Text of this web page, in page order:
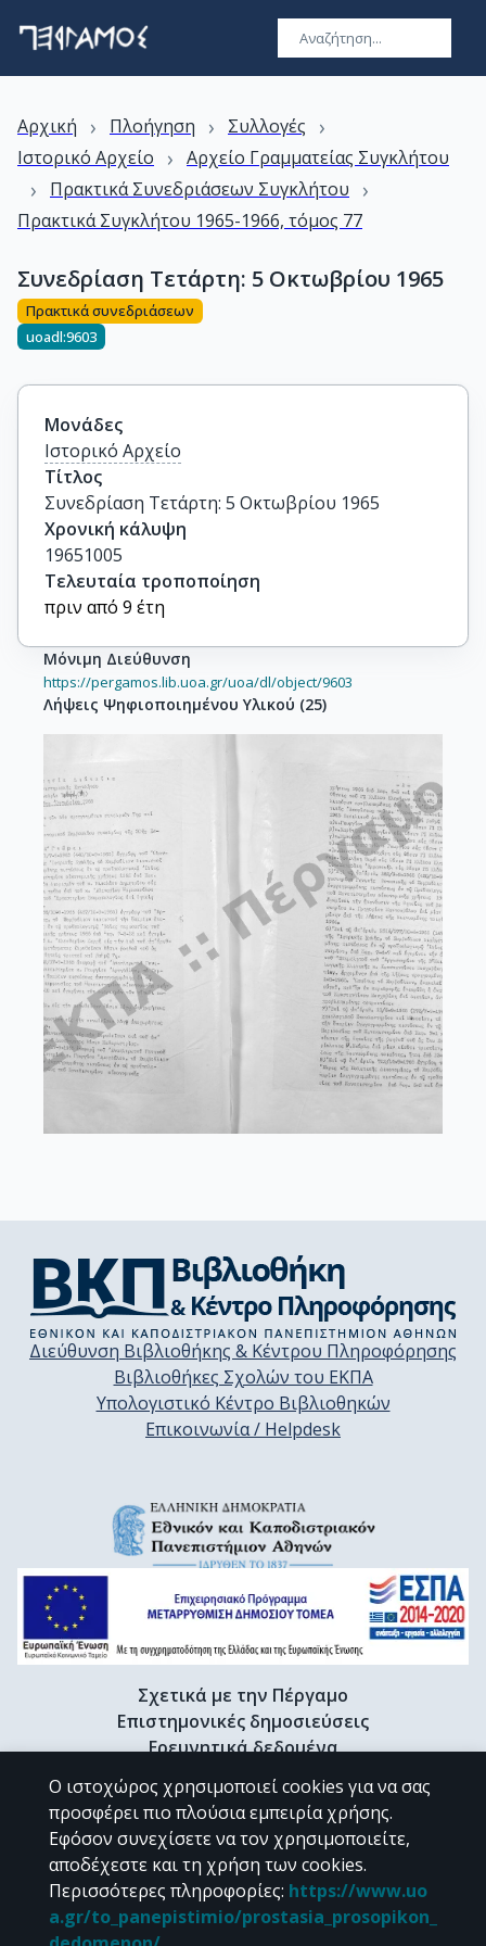
Αρχική › Πλοήγηση › Συλλογές ›
Ιστορικό Αρχείο › Αρχείο Γραμματείας Συγκλήτου
› Πρακτικά Συνεδριάσεων Συγκλήτου ›
Πρακτικά Συγκλήτου 1965-1966, τόμος 77
Συνεδρίαση Τετάρτη: 5 Οκτωβρίου 1965
Πρακτικά συνεδριάσεων
uoadl:9603
Μονάδες
Ιστορικό Αρχείο
Τίτλος
Συνεδρίαση Τετάρτη: 5 Οκτωβρίου 1965
Χρονική κάλυψη
19651005
Τελευταία τροποποίηση
πριν από 9 έτη
Μόνιμη Διεύθυνση
https://pergamos.lib.uoa.gr/uoa/dl/object/9603
Λήψεις Ψηφιοποιημένου Υλικού (25)
Διεύθυνση Βιβλιοθήκης & Κέντρου Πληροφόρησης
Βιβλιοθήκες Σχολών του ΕΚΠΑ
Υπολογιστικό Κέντρο Βιβλιοθηκών
Επικοινωνία / Helpdesk
Σχετικά με την Πέργαμο
Επιστημονικές δημοσιεύσεις
Ερευνητικά δεδομένα
Διδακτορικές διατριβές & Γκρίζα βιβλιογραφία
Προφίλ Ερευνητή
CC BY-NC 4.0
Εκτός αν αναφέρεται διαφορετικά, το υλικό της "Περγάμου" διατίθεται
Ο ιστοχώρος χρησιμοποιεί cookies για να σας
προσφέρει πιο πλούσια εμπειρία χρήσης.
Εφόσον συνεχίσετε να τον χρησιμοποιείτε,
αποδέχεστε και τη χρήση των cookies.
Περισσότερες πληροφορίες: https://www.uo
a.gr/to_panepistimio/prostasia_prosopikon_